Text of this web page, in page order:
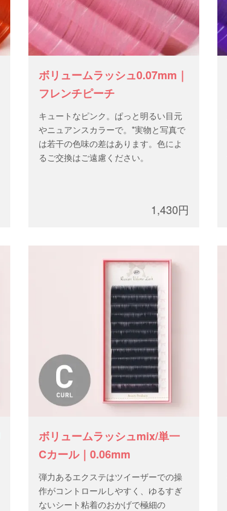
ボリュームラッシュ0.07mm｜
フレンチピーチ
キュートなピンク。ぱっと明るい目元
やニュアンスカラーで。*実物と写真で
は若干の色味の差はあります。色によ
るご交換はご遠慮ください。
1,430円
ボリュームラッシュmix/単一
Cカール｜0.06mm
弾力あるエクステはツイーザーでの操
作がコントロールしやすく、ゆるすぎ
ないシート粘着のおかげで極細の